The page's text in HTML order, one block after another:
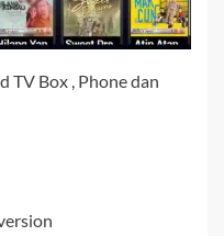
TV Box , Phone dan